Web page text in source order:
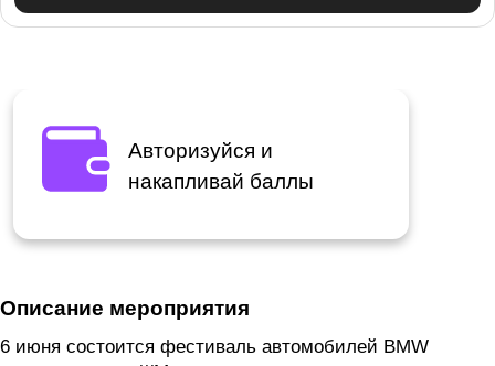
Авторизуйся и
накапливай баллы
Описание мероприятия
6 июня состоится фестиваль автомобилей BMW